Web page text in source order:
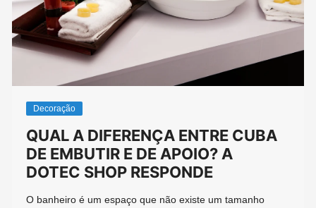
Decoração
QUAL A DIFERENÇA ENTRE CUBA
DE EMBUTIR E DE APOIO? A
DOTEC SHOP RESPONDE
O banheiro é um espaço que não existe um tamanho